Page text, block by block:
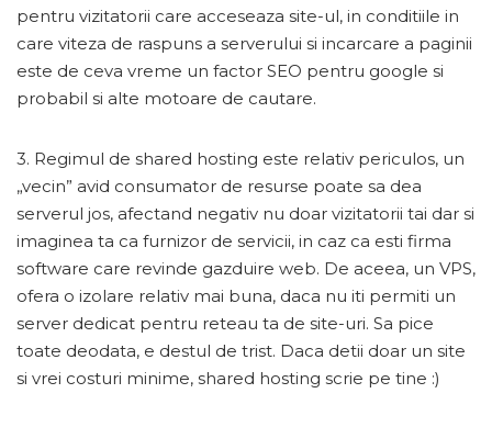
pentru vizitatorii care acceseaza site-ul, in conditiile in
care viteza de raspuns a serverului si incarcare a paginii
este de ceva vreme un factor SEO pentru google si
probabil si alte motoare de cautare.
3. Regimul de shared hosting este relativ periculos, un
„vecin” avid consumator de resurse poate sa dea
serverul jos, afectand negativ nu doar vizitatorii tai dar si
imaginea ta ca furnizor de servicii, in caz ca esti firma
software care revinde gazduire web. De aceea, un VPS,
ofera o izolare relativ mai buna, daca nu iti permiti un
server dedicat pentru reteau ta de site-uri. Sa pice
toate deodata, e destul de trist. Daca detii doar un site
si vrei costuri minime, shared hosting scrie pe tine :)